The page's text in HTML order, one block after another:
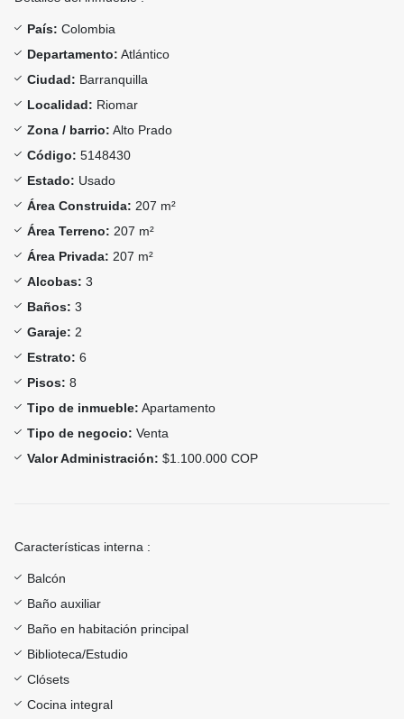
País: Colombia
Departamento: Atlántico
Ciudad: Barranquilla
Localidad: Riomar
Zona / barrio: Alto Prado
Código: 5148430
Estado: Usado
Área Construida: 207 m²
Área Terreno: 207 m²
Área Privada: 207 m²
Alcobas: 3
Baños: 3
Garaje: 2
Estrato: 6
Pisos: 8
Tipo de inmueble: Apartamento
Tipo de negocio: Venta
Valor Administración: $1.100.000 COP
Características interna :
Balcón
Baño auxiliar
Baño en habitación principal
Biblioteca/Estudio
Clósets
Cocina integral